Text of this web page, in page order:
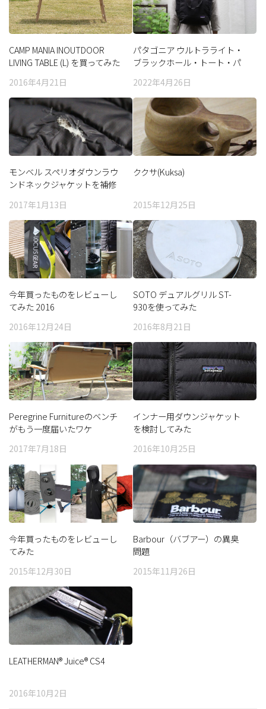
CAMP MANIA INOUTDOOR
LIVING TABLE (L) を買ってみた
2016年4月21日
パタゴニア ウルトラライト・
ブラックホール・トート・パ
2022年4月26日
モンベル スペリオダウンラウ
ンドネックジャケットを補修
2017年1月13日
ククサ(Kuksa)
2015年12月25日
今年買ったものをレビューし
てみた 2016
2016年12月24日
SOTO デュアルグリル ST-
930を使ってみた
2016年8月21日
Peregrine Furnitureのベンチ
がもう一度届いたワケ
2017年7月18日
インナー用ダウンジャケット
を検討してみた
2016年10月25日
今年買ったものをレビューし
てみた
2015年12月30日
Barbour（バブアー）の異臭
問題
2015年11月26日
LEATHERMAN® Juice® CS4
2016年10月2日